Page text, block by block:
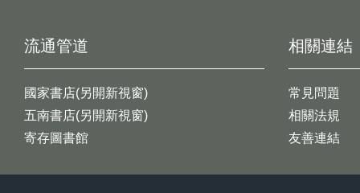
流通管道
國家書店(另開新視窗)
五南書店(另開新視窗)
寄存圖書館
相關連結
常見問題
相關法規
友善連結